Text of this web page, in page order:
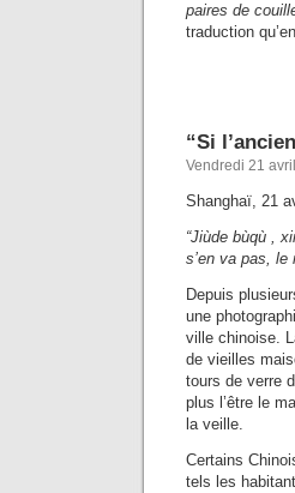
paires de
traduction
“Si
Vendredi 21
Shanghaï, 21
“Jiùde bùqù ,
s’en va pas, le
Depuis
une
ville chinoise.
de vieilles
tours de verre
plus l’être le
la veille.
Certains
tels les